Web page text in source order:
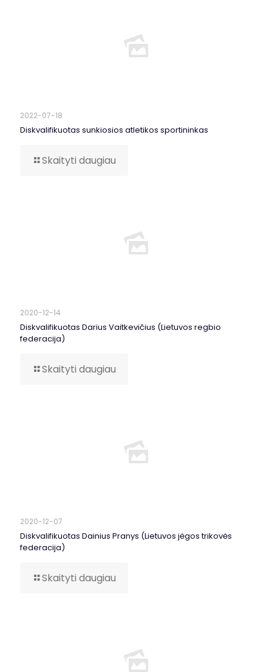
2022-07-18
Diskvalifikuotas sunkiosios atletikos sportininkas
Skaityti daugiau
2020-12-14
Diskvalifikuotas Darius Vaitkevičius (Lietuvos regbio
federacija)
Skaityti daugiau
2020-12-07
Diskvalifikuotas Dainius Pranys (Lietuvos jėgos trikovės
federacija)
Skaityti daugiau